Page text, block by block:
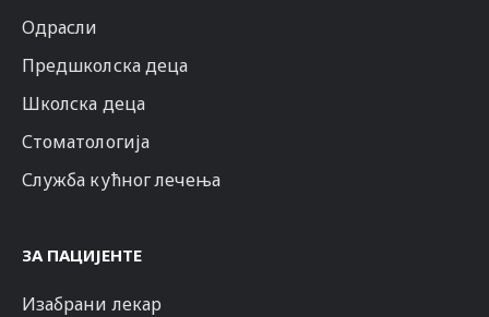
Одрасли
Предшколска деца
Школска деца
Стоматологија
Служба кућног лечења
ЗА ПАЦИЈЕНТЕ
Изабрани лекар